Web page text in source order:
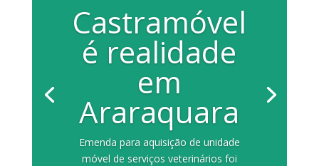
Castramóvel
é realidade
em
Araraquara
Emenda para aquisição de unidade
móvel de serviços veterinários foi